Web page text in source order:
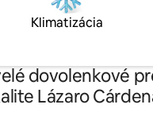
Klimatizácia
dovolenkové
Lázaro